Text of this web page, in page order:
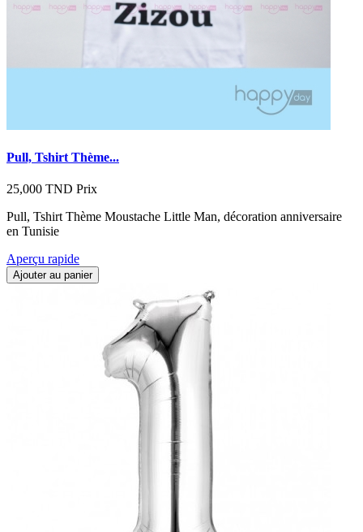
Pull, Tshirt Thème...
25,000 TND Prix
Pull, Tshirt Thème Moustache Little Man, décoration anniversaire
en Tunisie
Aperçu rapide
Ajouter au panier